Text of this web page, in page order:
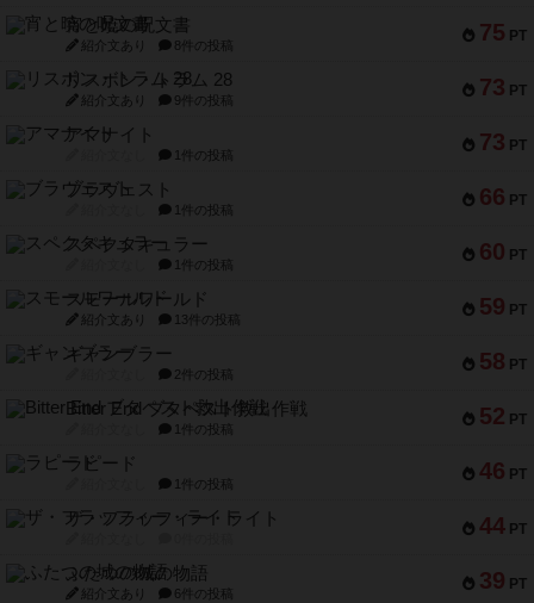
75 PT
宵と暁の呪文書
紹介文あり 8件の投稿
73 PT
リスボン・トラム 28
紹介文あり 9件の投稿
73 PT
アマナイト
1件の投稿
66 PT
ブラヴェスト
1件の投稿
60 PT
スペクタキュラー
1件の投稿
59 PT
スモールワールド
紹介文あり 13件の投稿
58 PT
ギャンブラー
2件の投稿
52 PT
Bitter End ブタペスト救出作戦
1件の投稿
46 PT
ラピード
1件の投稿
44 PT
ザ・フラッフィー・ライト
39 PT
ふたつの城の物語
紹介文あり 6件の投稿